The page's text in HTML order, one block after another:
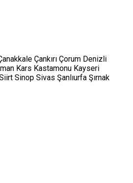
Çankırı Çorum Denizli
Kars Kastamonu Kayseri
Sinop Sivas Şanlıurfa Şırnak